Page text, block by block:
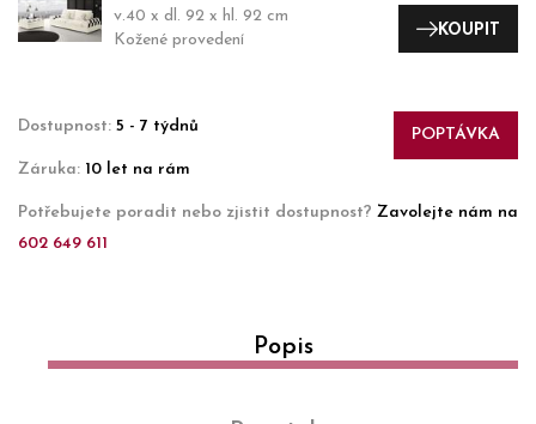
v.40 x dl. 92 x hl. 92 cm
Kožené provedení
KOUPIT
POPTÁVKA
Dostupnost: 5 - 7 týdnů
Záruka: 10 let na rám
Potřebujete poradit nebo zjistit dostupnost? Zavolejte nám na
602 649 611
Popis